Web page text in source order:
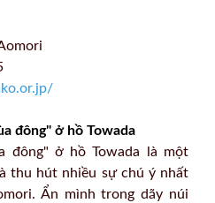
đông" ở hồ Towada
đông" ở hồ Towada là một
thu hút nhiều sự chú ý nhất
Ẩn mình trong dãy núi